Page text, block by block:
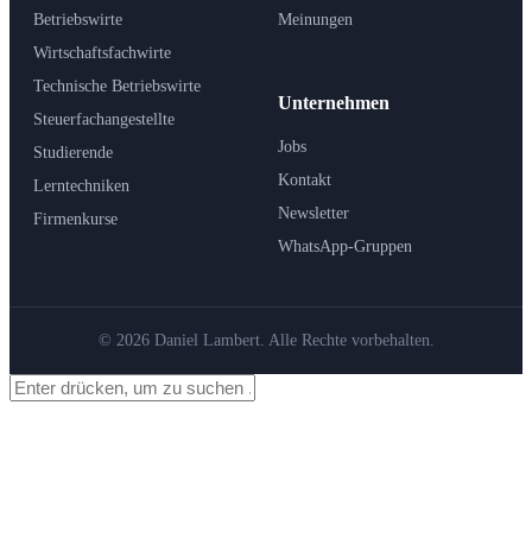
Betriebswirte
Wirtschaftsfachwirte
Technische Betriebswirte
Steuerfachangestellte
Studierende
Lerntechniken
Firmenkurse
Meinungen
Unternehmen
Jobs
Kontakt
Newsletter
WhatsApp-Gruppen
© 2026 Daniel Lambert. Alle Rechte vorbehalten.